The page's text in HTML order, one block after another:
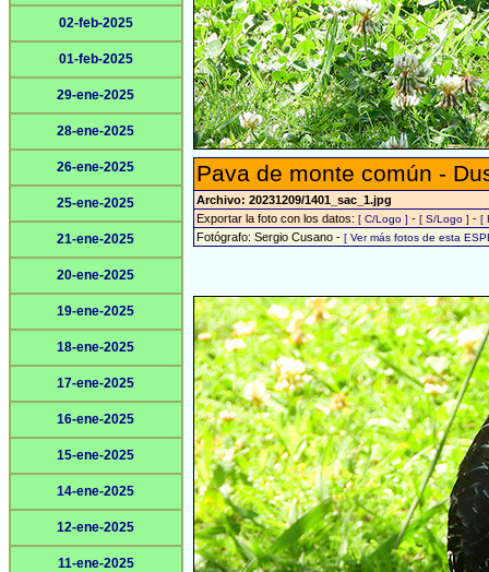
02-feb-2025
01-feb-2025
29-ene-2025
28-ene-2025
26-ene-2025
25-ene-2025
21-ene-2025
20-ene-2025
19-ene-2025
18-ene-2025
17-ene-2025
16-ene-2025
15-ene-2025
14-ene-2025
12-ene-2025
11-ene-2025
Pava de monte común -
Archivo: 20231209/1401_sac_1.jpg
Exportar la foto con los datos: [ C/Logo ] - [ S/Logo ] - [
Fotógrafo: Sergio Cusano - [ Ver más fotos de esta